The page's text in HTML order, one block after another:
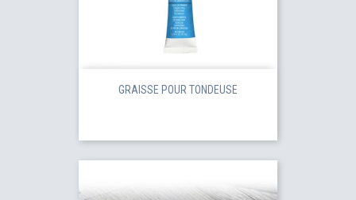
GRAISSE POUR TONDEUSE